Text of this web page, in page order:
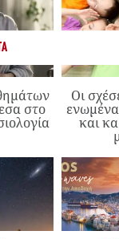
στο
Οι
και